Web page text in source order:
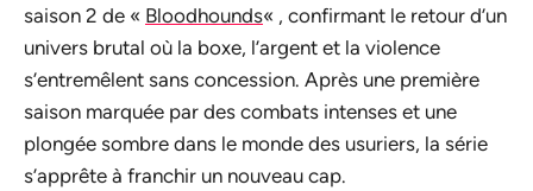
saison 2 de « Bloodhounds« , confirmant le retour d’un
univers brutal où la boxe, l’argent et la violence
s’entremêlent sans concession. Après une première
saison marquée par des combats intenses et une
plongée sombre dans le monde des usuriers, la série
s’apprête à franchir un nouveau cap.